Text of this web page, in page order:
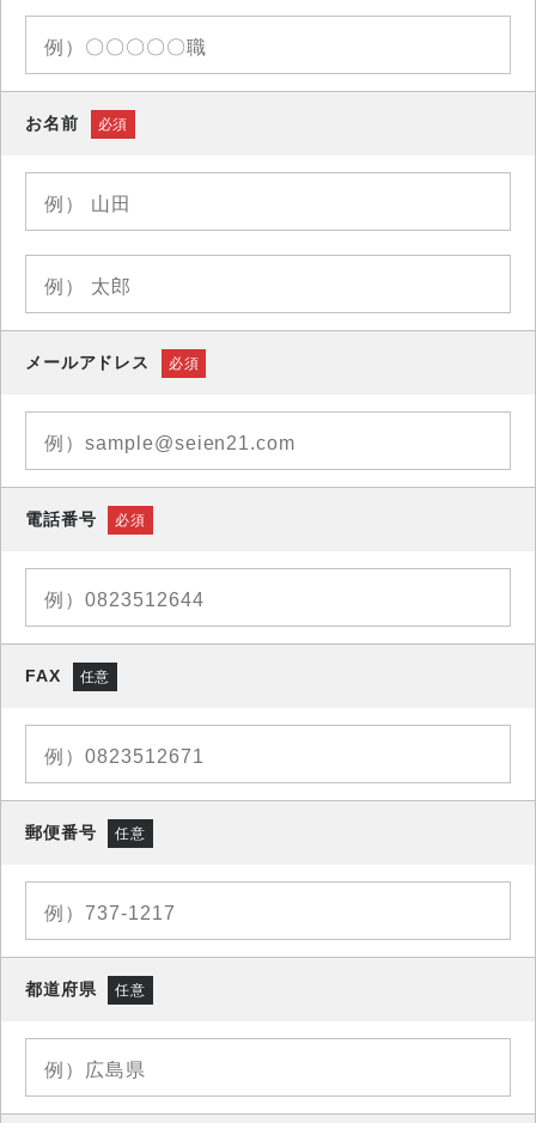
お名前 必須
メールアドレス 必須
電話番号 必須
FAX 任意
郵便番号 任意
都道府県 任意